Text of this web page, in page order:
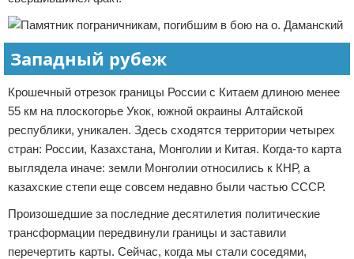
Западный рубеж
Крошечный отрезок границы России с Китаем длиною менее
55 км на плоскогорье Укок, южной окраины Алтайской
республики, уникален. Здесь сходятся территории четырех
стран: России, Казахстана, Монголии и Китая. Когда-то карта
выглядела иначе: земли Монголии относились к КНР, а
казахские степи еще совсем недавно были частью СССР.
Произошедшие за последние десятилетия политические
трансформации передвинули границы и заставили
перечертить карты. Сейчас, когда мы стали соседями,